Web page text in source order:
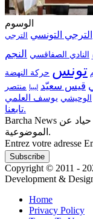
الوسوم
الترجي التونسي الترجي
النادي الصفاقسي
النجم
تونس حركة النهضة
قيس سعيّد ليبيا
منتصر
الوحيشي يوسف العلمي
تابعنا.
Barcha News مجلة إخبارية جامعة، تعمل بمبدأ لا حياد عن
الموضوعية.
Entrez votre adresse
Copyright © 2011 -
Development &
Home
Privacy Policy